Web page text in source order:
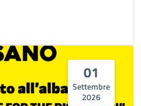
COCCIANTE NEL 2026”
01
Settembre
2026